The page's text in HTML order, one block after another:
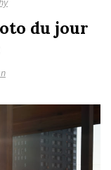
du jour